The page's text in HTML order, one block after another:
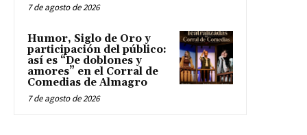
7 de agosto de 2026
Humor, Siglo de Oro y
participación del público:
así es “De doblones y
amores” en el Corral de
Comedias de Almagro
7 de agosto de 2026